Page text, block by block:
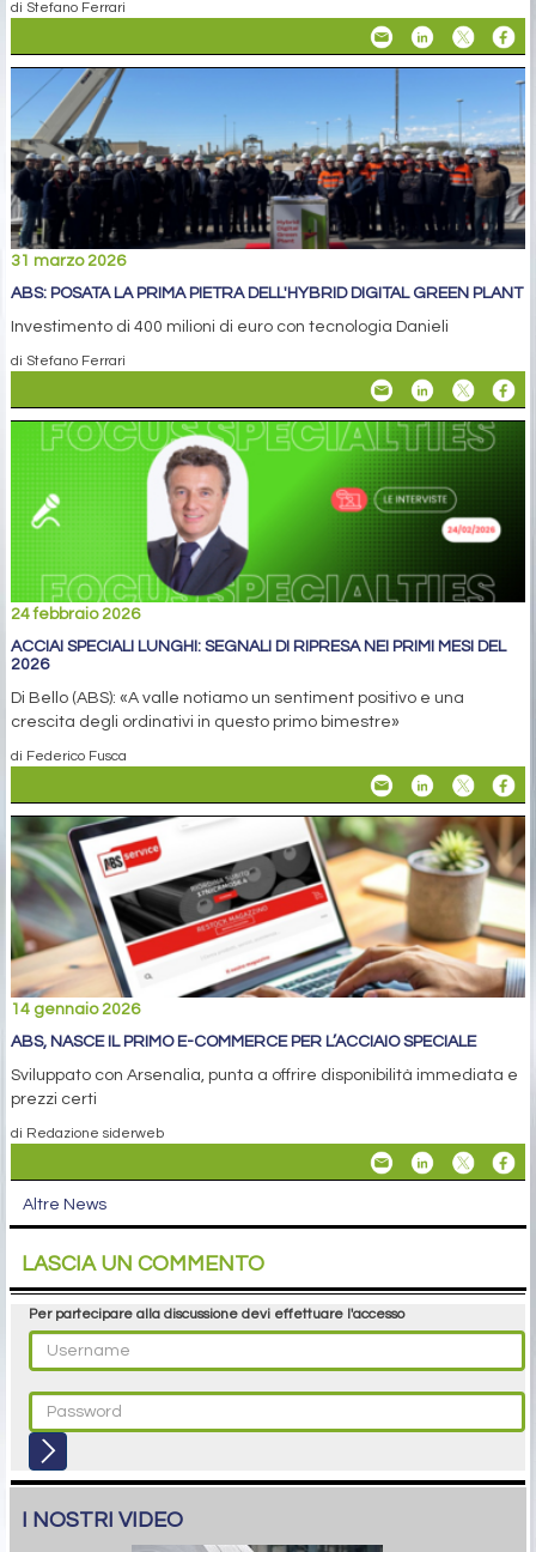
di Stefano Ferrari
31 marzo 2026
ABS: POSATA LA PRIMA PIETRA DELL'HYBRID DIGITAL GREEN PLANT
Investimento di 400 milioni di euro con tecnologia Danieli
di Stefano Ferrari
24 febbraio 2026
ACCIAI SPECIALI LUNGHI: SEGNALI DI RIPRESA NEI PRIMI MESI DEL
2026
Di Bello (ABS): «A valle notiamo un sentiment positivo e una
crescita degli ordinativi in questo primo bimestre»
di Federico Fusca
14 gennaio 2026
ABS, NASCE IL PRIMO E-COMMERCE PER L’ACCIAIO SPECIALE
Sviluppato con Arsenalia, punta a offrire disponibilità immediata e
prezzi certi
di Redazione siderweb
Altre News
LASCIA UN COMMENTO
Per partecipare alla discussione devi effettuare l'accesso
I NOSTRI VIDEO